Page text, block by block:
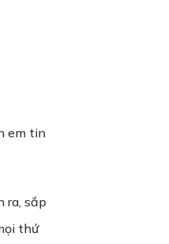
em tin
ra, sắp
thứ